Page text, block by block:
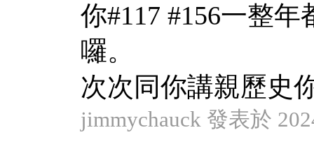
你#117 #156一整
囉。
次次同你講親歷史
jimmychauck 發表於